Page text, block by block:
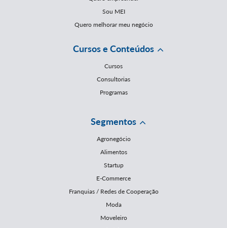
Sou MEI
Quero melhorar meu negócio
Cursos e Conteúdos
Cursos
Consultorias
Programas
Segmentos
Agronegócio
Alimentos
Startup
E-Commerce
Franquias / Redes de Cooperação
Moda
Moveleiro